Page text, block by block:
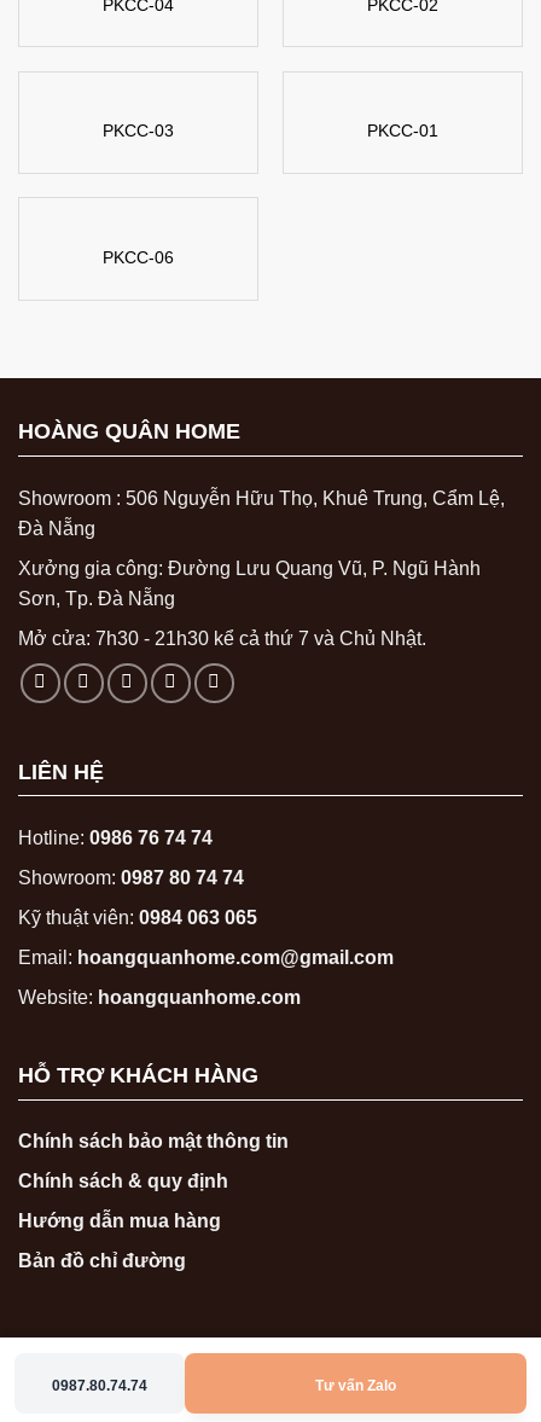
PKCC-04 PKCC-02
PKCC-03 PKCC-01
PKCC-06
HOÀNG QUÂN HOME
Showroom : 506 Nguyễn Hữu Thọ, Khuê Trung, Cẩm Lệ,
Đà Nẵng
Xưởng gia công: Đường Lưu Quang Vũ, P. Ngũ Hành
Sơn, Tp. Đà Nẵng
Mở cửa: 7h30 - 21h30 kể cả thứ 7 và Chủ Nhật.
LIÊN HỆ
Hotline: 0986 76 74 74
Showroom: 0987 80 74 74
Kỹ thuật viên: 0984 063 065
Email: hoangquanhome.com@gmail.com
Website: hoangquanhome.com
HỖ TRỢ KHÁCH HÀNG
Chính sách bảo mật thông tin
Chính sách & quy định
Hướng dẫn mua hàng
Bản đồ chỉ đường
Copyright 2026 © hoangquanhome.com
0987.80.74.74 Tư vấn Zalo
0986767474 Zalo Messenger